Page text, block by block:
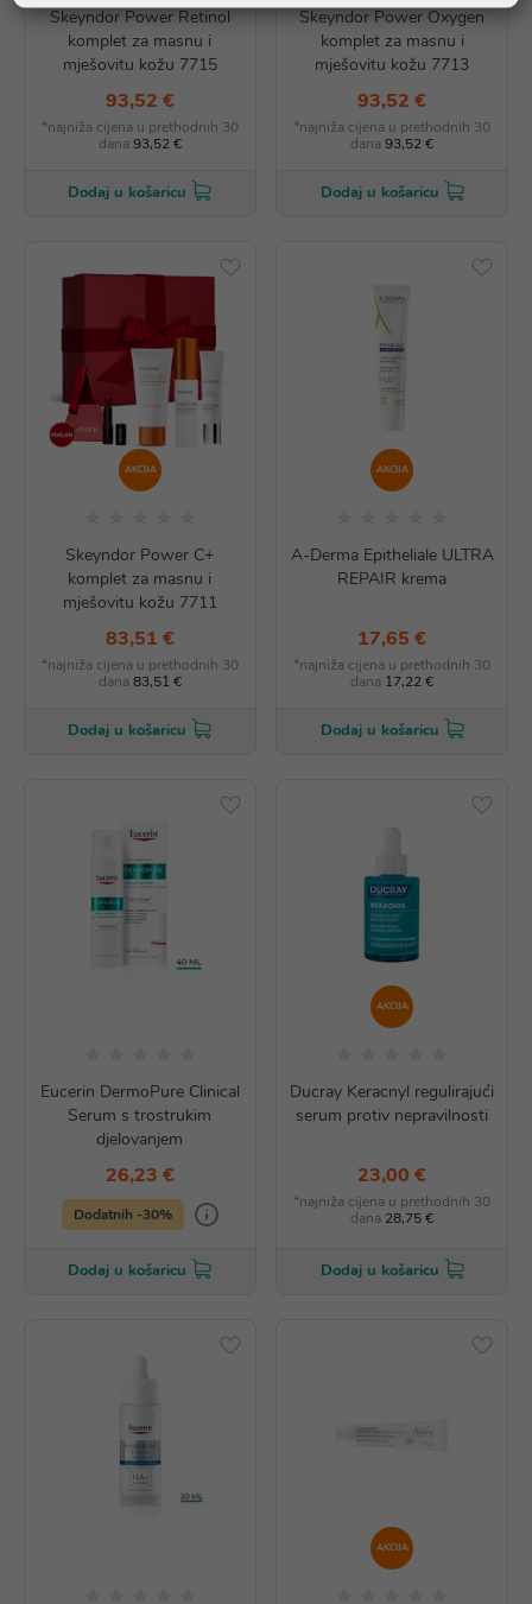
Skeyndor Power Retinol
komplet za masnu i
mješovitu kožu 7715
93,52 €
*najniža cijena u prethodnih 30
dana 93,52 €
Dodaj u košaricu
Skeyndor Power Oxygen
komplet za masnu i
mješovitu kožu 7713
93,52 €
*najniža cijena u prethodnih 30
dana93,52 €
Dodaj u košaricu
AKCIJA
Skeyndor Power C+
komplet za masnu i
mješovitu kožu 7711
83,51 €
*najniža cijena u prethodnih 30
dana 83,51 €
Dodaj u košaricu
AKCIJA
A-Derma Epitheliale ULTRA
REPAIR krema
17,65 €
*najniža cijena u prethodnih 30
dana 17,22 €
Dodaj u košaricu
Eucerin DermoPure Clinical
Serum s trostrukim
djelovanjem
26,23 €
Dodatnih -30%
Dodaj u košaricu
AKCIJA
Ducray Keracnyl regulirajući
serum protiv nepravilnosti
23,00 €
*najniža cijena u prethodnih 30
dana 28,75 €
Dodaj u košaricu
AKCIJA